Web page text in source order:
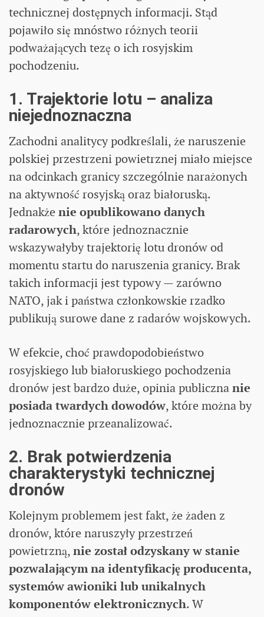
technicznej dostępnych informacji. Stąd
pojawiło się mnóstwo różnych teorii
podważających tezę o ich rosyjskim
pochodzeniu.
1. Trajektorie lotu – analiza
niejednoznaczna
Zachodni analitycy podkreślali, że naruszenie
polskiej przestrzeni powietrznej miało miejsce
na odcinkach granicy szczególnie narażonych
na aktywność rosyjską oraz białoruską.
Jednakże nie opublikowano danych
radarowych, które jednoznacznie
wskazywałyby trajektorię lotu dronów od
momentu startu do naruszenia granicy. Brak
takich informacji jest typowy — zarówno
NATO, jak i państwa członkowskie rzadko
publikują surowe dane z radarów wojskowych.
W efekcie, choć prawdopodobieństwo
rosyjskiego lub białoruskiego pochodzenia
dronów jest bardzo duże, opinia publicznanie
posiada twardych dowodów, które można by
jednoznacznie przeanalizować.
2. Brak potwierdzenia
charakterystyki technicznej
dronów
Kolejnym problemem jest fakt, że żaden z
dronów, które naruszyły przestrzeń
powietrzną,nie został odzyskany w stanie
pozwalającym na identyfikację producenta,
systemów awioniki lub unikalnych
komponentów elektronicznych. W